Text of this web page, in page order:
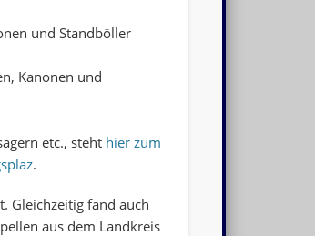
und Standböller
Kanonen und
etc., steht hier zum
.
Gleichzeitig fand auch
aus dem Landkreis